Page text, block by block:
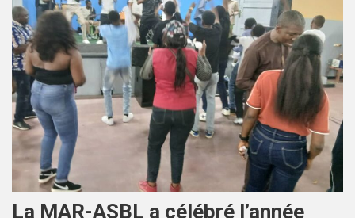
La MAR-ASBL a célébré l’année